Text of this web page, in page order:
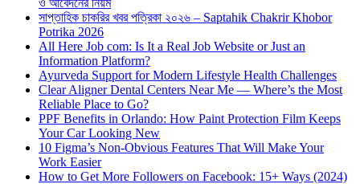
ও আবেদনের নিয়ম
সাপ্তাহিক চাকরির খবর পত্রিকা ২০২৬ – Saptahik Chakrir Khobor
Potrika 2026
All Here Job com: Is It a Real Job Website or Just an
Information Platform?
Ayurveda Support for Modern Lifestyle Health Challenges
Clear Aligner Dental Centers Near Me — Where’s the Most
Reliable Place to Go?
PPF Benefits in Orlando: How Paint Protection Film Keeps
Your Car Looking New
10 Figma’s Non-Obvious Features That Will Make Your
Work Easier
How to Get More Followers on Facebook: 15+ Ways (2024)